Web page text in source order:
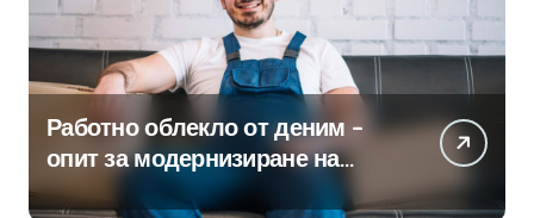
Работно облекло от деним –
опит за модернизиране на
традицията